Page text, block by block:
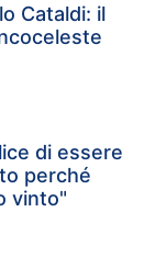
Cataldi: il
di essere
perché
vinto"